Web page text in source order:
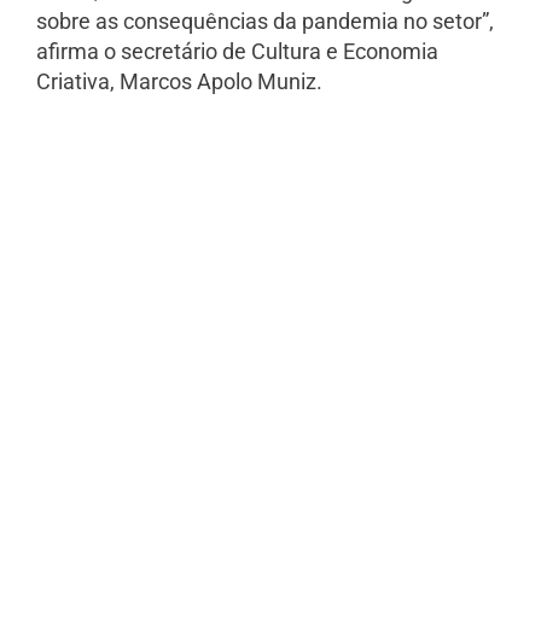
sobre as consequências da pandemia no setor”,
afirma o secretário de Cultura e Economia
Criativa, Marcos Apolo Muniz.